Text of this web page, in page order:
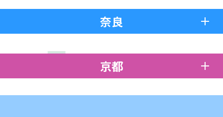
奈良
京都